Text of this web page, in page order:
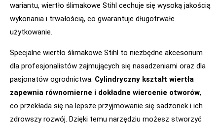
wariantu, wiertło ślimakowe Stihl cechuje się wysoką jakością
wykonania i trwałością, co gwarantuje długotrwałe
użytkowanie.
Specjalne wiertło ślimakowe Stihl to niezbędne akcesorium
dla profesjonalistów zajmujących się nasadzeniami oraz dla
pasjonatów ogrodnictwa. Cylindryczny kształt wiertła
zapewnia równomierne i dokładne wiercenie otworów,
co przekłada się na lepsze przyjmowanie się sadzonek i ich
zdrowszy rozwój. Dzięki temu narzędziu możesz stworzyć